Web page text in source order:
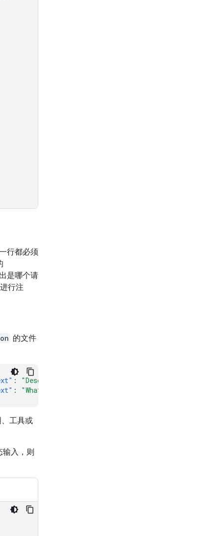
行都必须
是哪个请
行注
的文件
: "Describe the process of photosynthesis."
: "What are the main ingredients in a Margherita
工具或
输入，则